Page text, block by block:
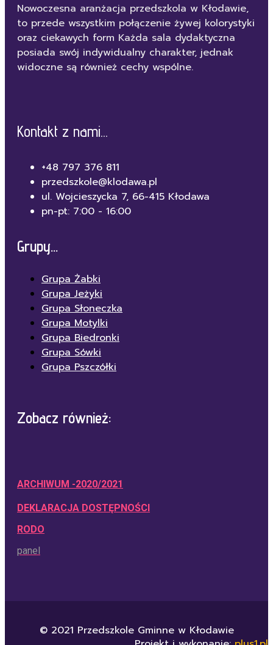
Nowoczesna aranżacja przedszkola w Kłodawie,
to przede wszystkim połączenie żywej kolorystyki
oraz ciekawych form Każda sala dydaktyczna
posiada swój indywidualny charakter, jednak
widoczne są również cechy wspólne.
Kontakt z nami...
+48 797 376 811
przedszkole@klodawa.pl
ul. Wojcieszycka 7, 66-415 Kłodawa
pn-pt: 7:00 - 16:00
Grupy...
Grupa Żabki
Grupa Jeżyki
Grupa Słoneczka
Grupa Motylki
Grupa Biedronki
Grupa Sówki
Grupa Pszczółki
Zobacz również:
ARCHIWUM -2020/2021
DEKLARACJA DOSTĘPNOŚCI
RODO
panel
© 2021 Przedszkole Gminne w Kłodawie